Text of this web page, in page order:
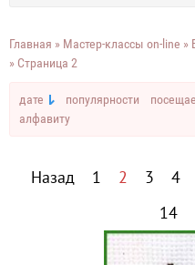
Главная » Мастер-классы on-line »
» Страница 2
дате популярности
алфавиту
Назад 1 2 3 4
14